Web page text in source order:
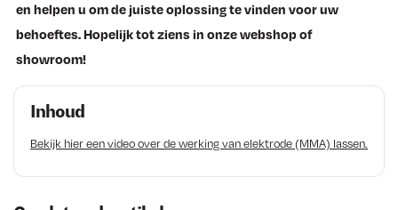
Inhoud
Bekijk hier een video over de werking van elektrode (MMA) lassen.
en helpen u om de juiste oplossing te vinden voor uw
behoeftes. Hopelijk tot ziens in onze webshop of
showroom!